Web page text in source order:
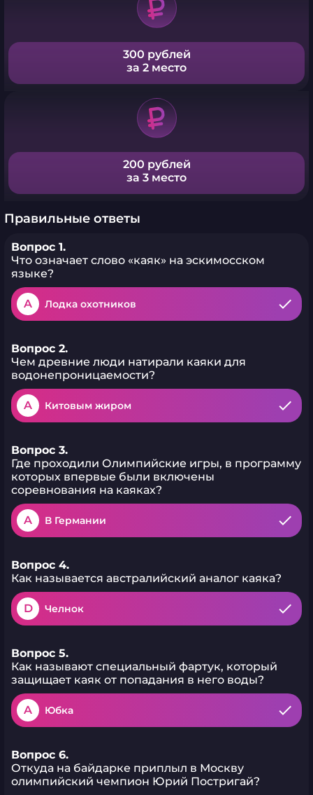
300 рублей
за 2 место
200 рублей
за 3 место
Правильные ответы
Вопрос 1.
Что означает слово «каяк» на эскимосском
языке?
A Лодка охотников
Вопрос 2.
Чем древние люди натирали каяки для
водонепроницаемости?
A Китовым жиром
Вопрос 3.
Где проходили Олимпийские игры, в программу
которых впервые были включены
соревнования на каяках?
A В Германии
Вопрос 4.
Как называется австралийский аналог каяка?
D Челнок
Вопрос 5.
Как называют специальный фартук, который
защищает каяк от попадания в него воды?
A Юбка
Вопрос 6.
Откуда на байдарке приплыл в Москву
олимпийский чемпион Юрий Постригай?